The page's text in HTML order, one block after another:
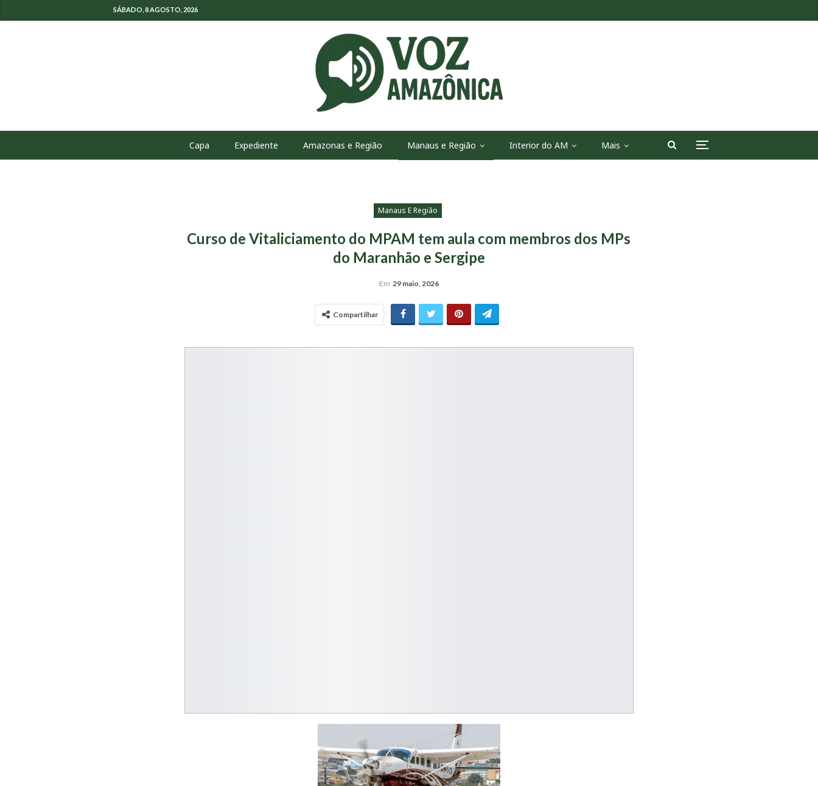
SÁBADO, 8 AGOSTO, 2026
Capa Expediente Amazonas e Região Manaus e Região Interior do AM Mais
Manaus E Região
Curso de Vitaliciamento do MPAM tem aula com membros dos MPs
do Maranhão e Sergipe
Em 29 maio, 2026
Compartilhar